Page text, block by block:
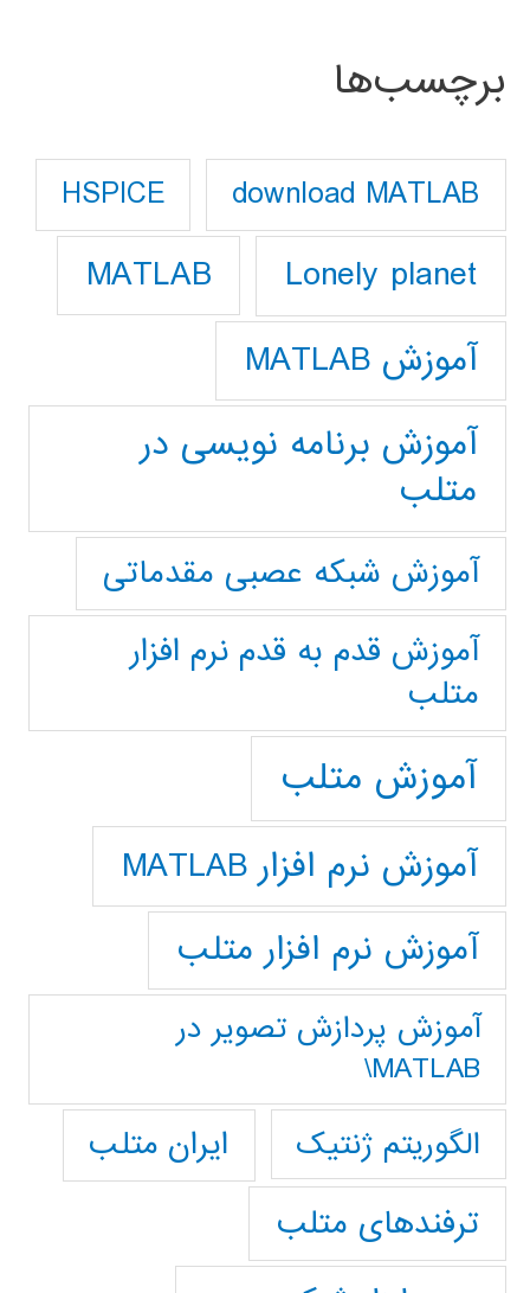
برچسب‌ها
download MATLAB
HSPICE
Lonely planet
MATLAB
آموزش MATLAB
آموزش برنامه نویسی در
متلب
آموزش شبکه عصبی مقدماتی
آموزش قدم به قدم نرم افزار
متلب
آموزش متلب
آموزش نرم افزار MATLAB
آموزش نرم افزار متلب
آموزش پردازش تصوير در
MATLAB\
الگوریتم ژنتیک
ایران متلب
ترفندهای متلب